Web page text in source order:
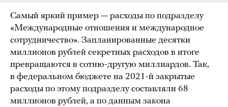
Самый яркий пример — расходы по подразделу
«Международные отношения и международное
сотрудничество». Запланированные десятки
миллионов рублей секретных расходов в итоге
превращаются в сотню-другую миллиардов. Так,
в федеральном бюджете на 2021-й закрытые
расходы по этому подразделу составляли 68
миллионов рублей, а по данным закона